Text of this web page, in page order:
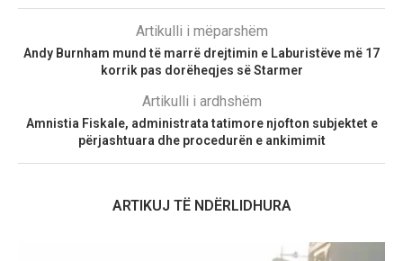
Artikulli i mëparshëm
Andy Burnham mund të marrë drejtimin e Laburistëve më 17
korrik pas dorëheqjes së Starmer
Artikulli i ardhshëm
Amnistia Fiskale, administrata tatimore njofton subjektet e
përjashtuara dhe procedurën e ankimimit
ARTIKUJ TË NDËRLIDHURA